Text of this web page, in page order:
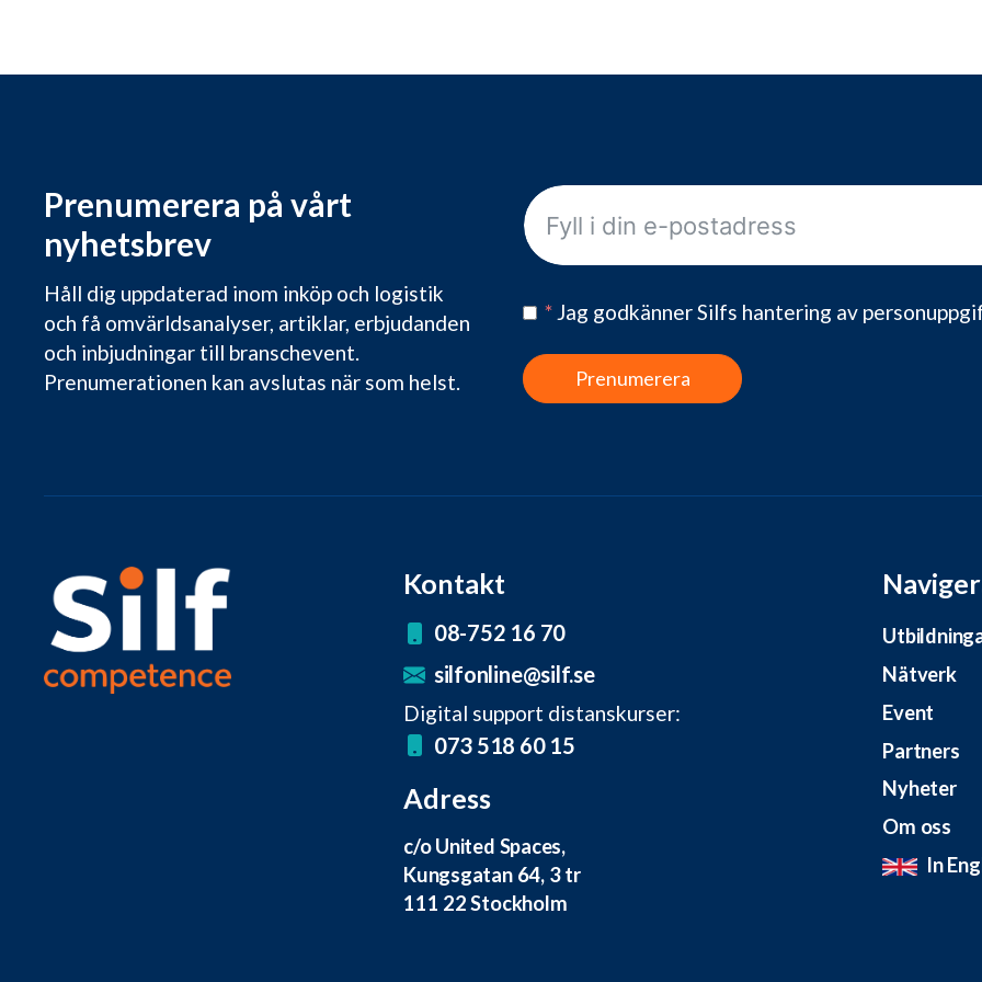
Prenumerera på vårt
nyhetsbrev
Håll dig uppdaterad inom inköp och logistik
och få omvärldsanalyser, artiklar, erbjudanden
och inbjudningar till branschevent.
Prenumerationen kan avslutas när som helst.
* Jag godkänner Silfs hantering av
Prenumerera
Kontakt
08-752 16 70
silfonline@silf.se
Digital support distanskurser:
073 518 60 15
Adress
c/o United Spaces,
Kungsgatan 64, 3 tr
111 22 Stockholm
Nätverk
Event
Partners
Nyheter
Om oss
In